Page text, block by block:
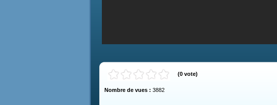
(0 vote)
Nombre de vues : 3882